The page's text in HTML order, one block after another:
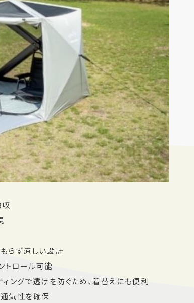
収
らず涼しい設計
トロール可能
ィングで透けを防ぐため、着替えにも便利
気性を確保